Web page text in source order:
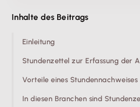
Inhalte des Beitrags
Einleitung
Stundenzettel zur Erfassung der
Vorteile eines Stundennachweises
In diesen Branchen sind